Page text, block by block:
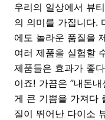
우리의 일상에서 뷰
의 의미를 가집니다.
에도 놀라운 품질을
여러 제품을 실험할
제품들은 효과가 좋
이죠! 가끔은 ”내돈
게 큰 기쁨을 가져다
질이 뛰어난 다이소